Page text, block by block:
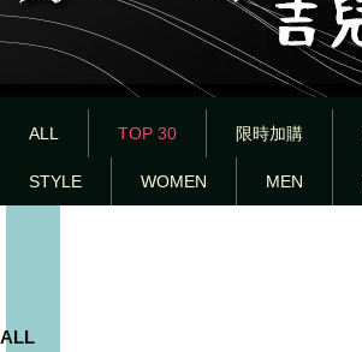
ALL TOP 30 限時加購
STYLE WOMEN MEN
ALL